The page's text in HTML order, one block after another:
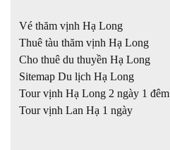
Vé thăm vịnh Hạ Long
Thuê tàu thăm vịnh Hạ Long
Cho thuê du thuyền Hạ Long
Sitemap Du lịch Hạ Long
Tour vịnh Hạ Long 2 ngày 1 đêm
Tour vịnh Lan Hạ 1 ngày